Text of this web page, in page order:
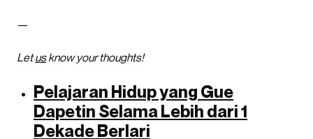
—
Letusknow your thoughts!
Pelajaran Hidup yang Gue
Dapetin Selama Lebih dari 1
Dekade Berlari